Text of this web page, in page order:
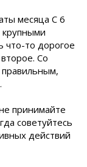
месяца С 6
крупными
что-то дорогое
Со
принимайте
советуйтесь
действий